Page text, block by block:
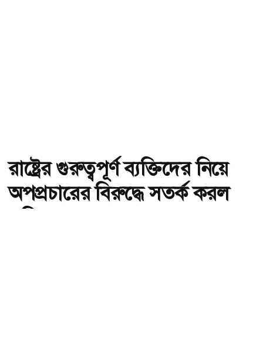
রাষ্ট্রের গুরুত্বপূর্ণ ব্যক্তিদের নিয়ে
অপপ্রচারের বিরুদ্ধে সতর্ক করল